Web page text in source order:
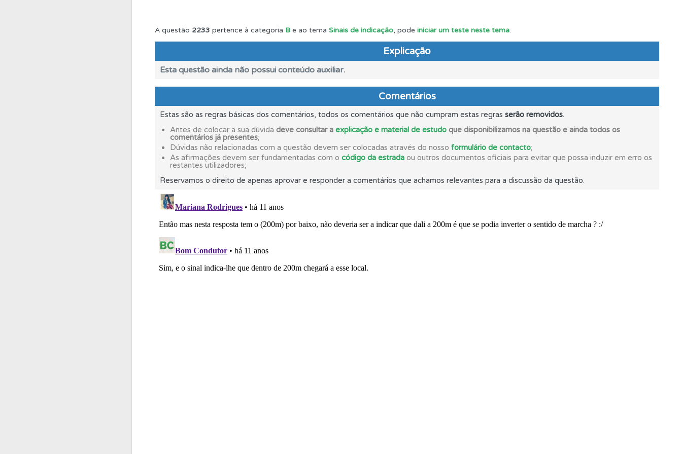
Testes O teste "Novas" apresenta-lhe questões a que ainda não respondeu.
Crie uma conta para não perder as suas estatísticas.
Questões Consulte as explicações das questões para esclarecimentos adicionais.
Consulte as suas estatísticas no seu perfil.
Testes Veja o nível de dificuldade do teste quando o termina.
Testes O teste "Difícil" apresenta-lhe as questões mais falhadas na plataforma.
A questão 2233 pertence à categoria B e ao tema Sinais de indicação, pode iniciar um teste neste tema.
Explicação
Esta questão ainda não possui conteúdo auxiliar.
Comentários
Estas são as regras básicas dos comentários, todos os comentários que não cumpram estas regras serão removidos.
Antes de colocar a sua dúvida deve consultar a explicação e material de estudo que disponibilizamos na questão e ainda todos os
comentários já presentes;
Dúvidas não relacionadas com a questão devem ser colocadas através do nosso formulário de contacto;
As afirmações devem ser fundamentadas com o código da estrada ou outros documentos oficiais para evitar que possa induzir em erro os
restantes utilizadores;
Reservamos o direito de apenas aprovar e responder a comentários que achamos relevantes para a discussão da questão.